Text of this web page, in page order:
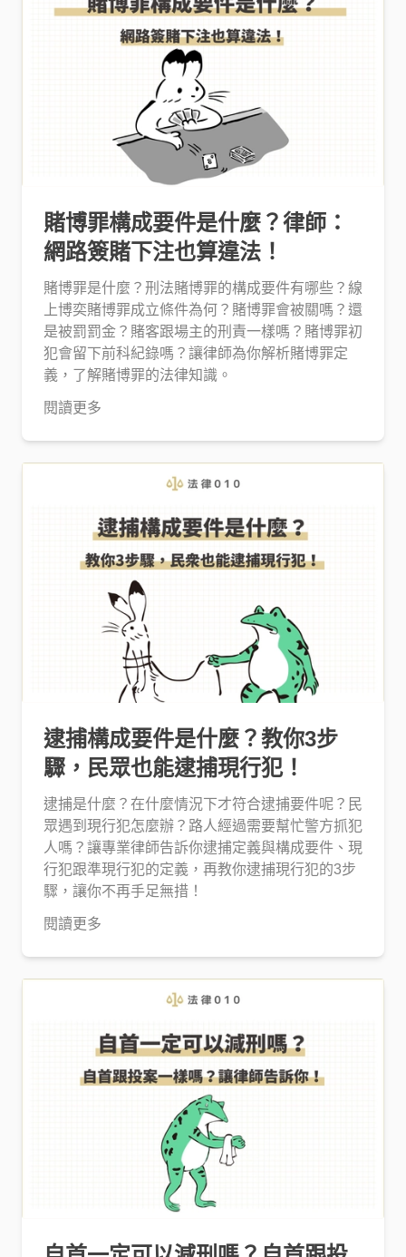
賭博罪構成要件是什麼？律師：
網路簽賭下注也算違法！
賭博罪是什麼？刑法賭博罪的構成要件有哪些？線
上博奕賭博罪成立條件為何？賭博罪會被關嗎？還
是被罰罰金？賭客跟場主的刑責一樣嗎？賭博罪初
犯會留下前科紀錄嗎？讓律師為你解析賭博罪定
義，了解賭博罪的法律知識。
閱讀更多
逮捕構成要件是什麼？教你3步
驟，民眾也能逮捕現行犯！
逮捕是什麼？在什麼情況下才符合逮捕要件呢？民
眾遇到現行犯怎麼辦？路人經過需要幫忙警方抓犯
人嗎？讓專業律師告訴你逮捕定義與構成要件、現
行犯跟準現行犯的定義，再教你逮捕現行犯的3步
驟，讓你不再手足無措！
閱讀更多